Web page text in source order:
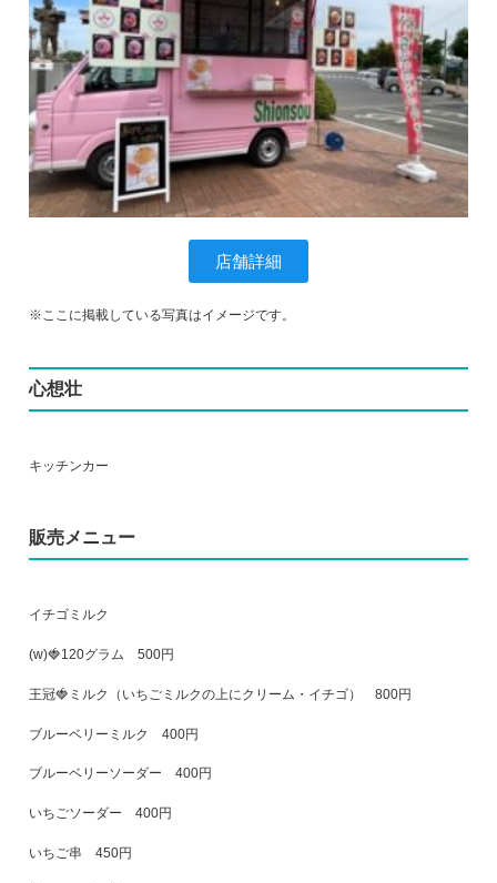
店舗詳細
※ここに掲載している写真はイメージです。
心想壮
キッチンカー
販売メニュー
イチゴミルク
(w)🍓120グラム 500円
王冠🍓ミルク（いちごミルクの上にクリーム・イチゴ） 800円
ブルーベリーミルク 400円
ブルーベリーソーダー 400円
いちごソーダー 400円
いちご串 450円